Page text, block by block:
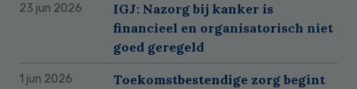
23 jun 2026
IGJ: Nazorg bij kanker is
financieel en organisatorisch niet
goed geregeld
1 jun 2026
Toekomstbestendige zorg begint